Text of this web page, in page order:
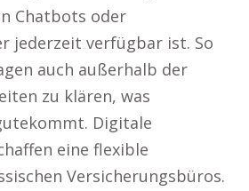
Chatbots oder
jederzeit verfügbar ist. So
auch außerhalb der
zu klären, was
Digitale
eine flexible
Versicherungsbüros.